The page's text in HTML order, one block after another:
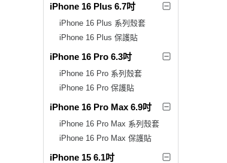
iPhone 16 Plus 6.7吋
iPhone 16 Plus 系列殼套
iPhone 16 Plus 保護貼
iPhone 16 Pro 6.3吋
iPhone 16 Pro 系列殼套
iPhone 16 Pro 保護貼
iPhone 16 Pro Max 6.9吋
iPhone 16 Pro Max 系列殼套
iPhone 16 Pro Max 保護貼
iPhone 15 6.1吋